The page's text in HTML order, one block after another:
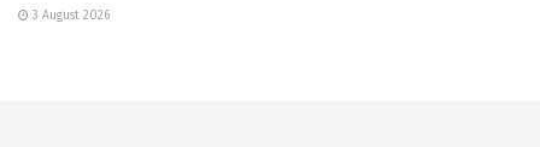
3 August 2026